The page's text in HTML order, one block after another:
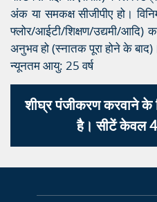
अंक या समकक्ष सीजीपीए हो।
फ्लोर/आईटी/शिक्षण/उद्यमी/आदि)
अनुभव हो (स्नातक पूरा होने के
न्यूनतम आयु: 25 वर्ष
शीघ्र पंजीकरण करवाने के
है। सीटें केवल